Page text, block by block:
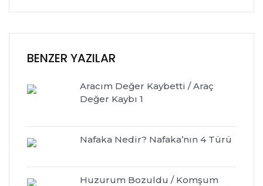
BENZER YAZILAR
Aracım Değer Kaybetti / Araç
Değer Kaybı 1
Nafaka Nedir? Nafaka’nın 4 Türü
Huzurum Bozuldu / Komşum